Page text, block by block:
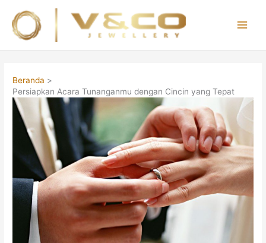
konten
Beranda
Persiapkan Acara Tunanganmu dengan Cincin yang Tepat